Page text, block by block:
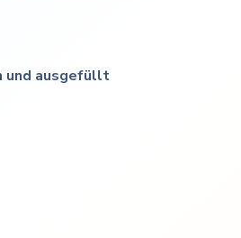
und ausgefüllt